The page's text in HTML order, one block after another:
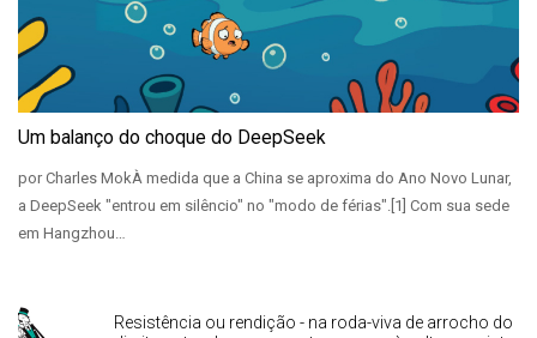
Um balanço do choque do DeepSeek
por Charles MokÀ medida que a China se aproxima do Ano Novo Lunar,
a DeepSeek "entrou em silêncio" no "modo de férias".[1] Com sua sede
em Hangzhou…
Resistência ou rendição - na roda-viva de arrocho do